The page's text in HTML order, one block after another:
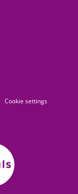
Cookie settings